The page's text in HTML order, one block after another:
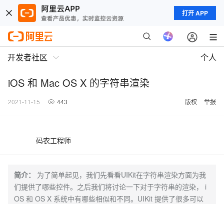
打开 APP
开发者社区 个人
iOS 和 Mac OS X 的字符串渲染
2021-11-15 443 版权 举报
码农工程师
简介：
为了简单起见，我们先看看UIKit在字符串渲染方面为我
们提供了哪些控件。之后我们将讨论一下对于字符串的渲染， i
OS 和 OS X 系统中有哪些相似和不同。UIKit 提供了很多可以